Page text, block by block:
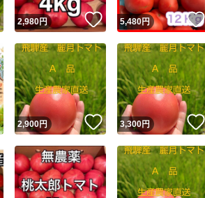
いいね！
2,980円 いいね！
5,480円
いいね！
2,900円 いいね！
3,300円